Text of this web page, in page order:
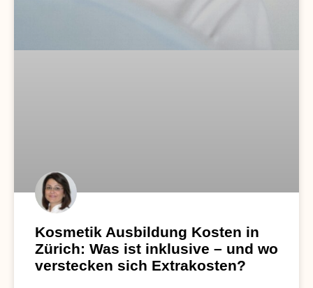
Kosmetik Ausbildung Kosten in
Zürich: Was ist inklusive – und wo
verstecken sich Extrakosten?